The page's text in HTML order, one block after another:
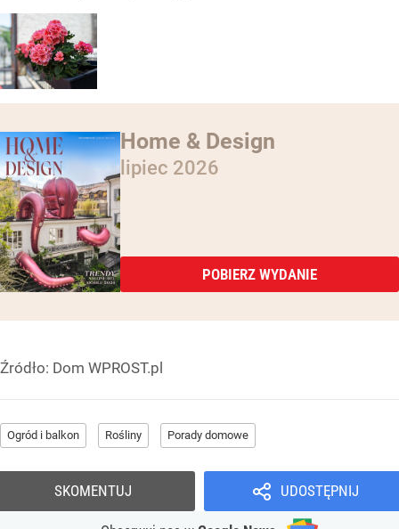
Home & Design
lipiec 2026
POBIERZ WYDANIE
Źródło: Dom WPROST.pl
Ogród i balkon Rośliny Porady domowe
UDOSTĘPNIJ
SKOMENTUJ